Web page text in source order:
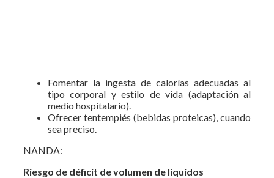
Fomentar la ingesta de calorías adecuadas al
tipo corporal y estilo de vida (adaptación al
medio hospitalario).
Ofrecer tentempiés (bebidas proteicas), cuando
sea preciso.
NANDA:
Riesgo de déficit de volumen de líquidos